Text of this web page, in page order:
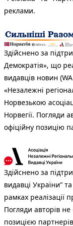
реклами.
Здійснено за
Демократія», що
видавців новин
«Незалежні
Норвезькою
Норвегії. Погляди
офіційну позицію
Здійснено за
видавці України”
рамках реалізації
Погляди авторів
позицією партнерів